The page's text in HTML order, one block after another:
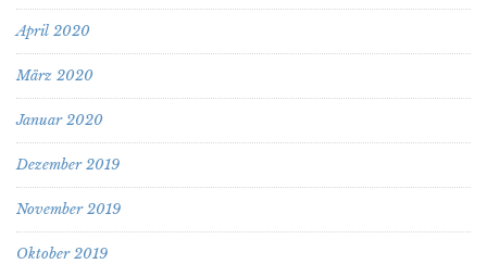
April 2020
März 2020
Januar 2020
Dezember 2019
November 2019
Oktober 2019